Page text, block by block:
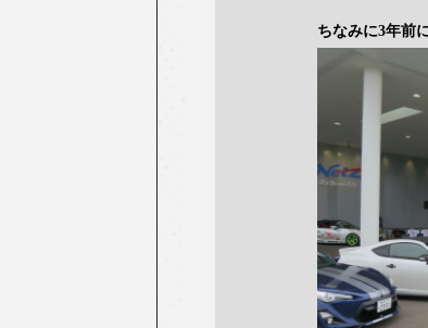
ちなみに3年前